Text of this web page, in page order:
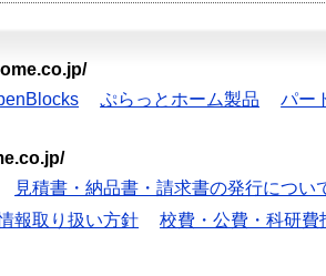
ぷらっとホーム製品 パー
見積書・納品書・請求書の発行につい
報取り扱い方針 校費・公費・科研費